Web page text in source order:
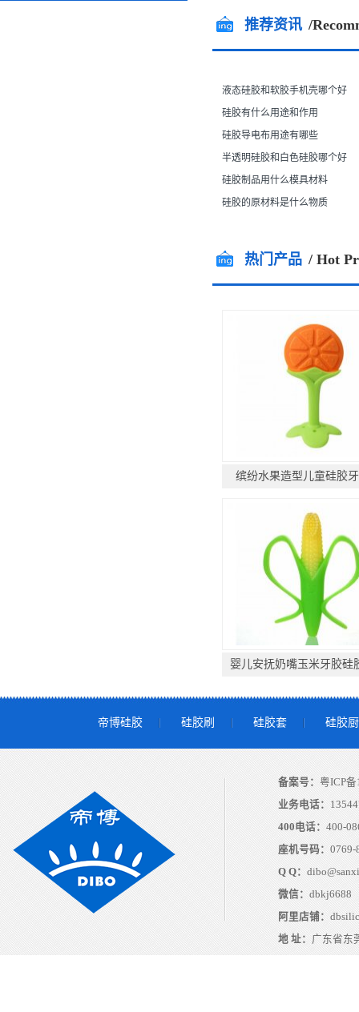
推荐资讯 /
液态硅胶和软胶手机壳哪个好
硅胶有什么用途和作用
硅胶导电布用途有哪些
半透明硅胶和白色硅胶哪个好
硅胶制品用什么模具材料
硅胶的原材料是什么物质
热门产品 / Hot
缤纷水果造型儿童硅胶
婴儿安抚奶嘴玉米牙胶硅
帝博硅胶 硅胶刷 硅胶套 硅胶
备案号： 粤ICP
业务电话：
400电话： 400-
座机号码：0769-
Q Q：
微信：dbkj6688
阿里店铺：
地 址： 广东省东